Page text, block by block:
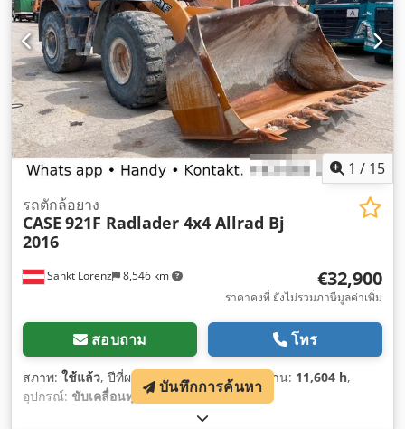
1 / 15
Sankt Lorenz 8,546 km
รถตักล้อยาง
CASE 921F Radlader 4x4 Allrad Bj
2016
€32,900
ราคาคงที่ ยังไม่รวมภาษีมูลค่าเพิ่ม
สอบถาม โทร
สภาพ: ใช้แล้ว, ปีที่ผลิต:2016, ชั่วโมงการทำงาน: 11,604 h,
อุปกรณ์: ขับเคลื่อนทุกล้อ บันทึกการค้นหา